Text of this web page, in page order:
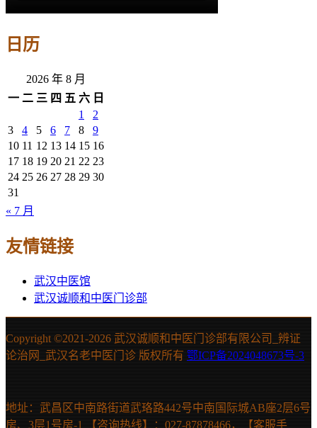
日历
2026 年 8 月
一 二 三 四 五 六 日
1
2
3
4 5 6 7 8
9
10 11 12 13 14 15 16
17 18 19 20 21 22 23
24 25 26 27 28 29 30
31
« 7 月
友情链接
武汉中医馆
武汉诚顺和中医门诊部
Copyright ©2021-2026 武汉诚顺和中医门诊部有限公司_辨证
论治网_武汉名老中医门诊 版权所有 鄂ICP备2024048673号-3
地址：武昌区中南路街道武珞路442号中南国际城AB座2层6号
房、3层1号房-1 【咨询热线】：027-87878466，【客服手